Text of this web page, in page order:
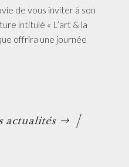
de vous inviter à son
intitulé « L’art & la
offrira une journée
actualités